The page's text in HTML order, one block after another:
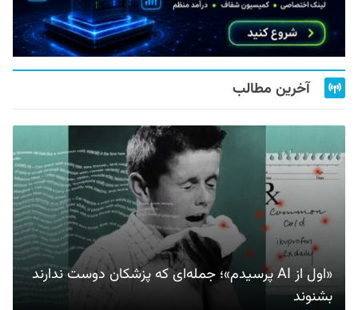
آخرین مطالب
«اول از AI پرسیدم»؛ جمله‌ای که پزشکان دوست ندارند
بشنوند